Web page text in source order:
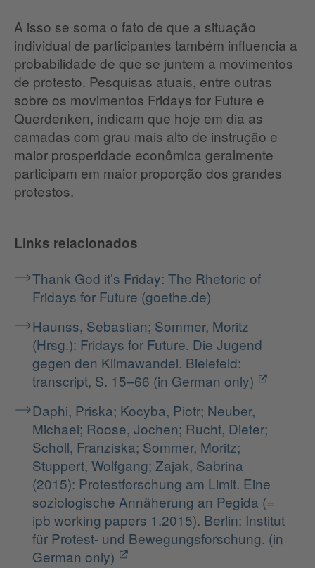
A isso se soma o fato de que a situação
individual de participantes também influencia a
probabilidade de que se juntem a movimentos
de protesto. Pesquisas atuais, entre outras
sobre os movimentos Fridays for Future e
Querdenken, indicam que hoje em dia as
camadas com grau mais alto de instrução e
maior prosperidade econômica geralmente
participam em maior proporção dos grandes
protestos.
Links relacionados
Thank God it’s Friday: The Rhetoric of
Fridays for Future (goethe.de)
Haunss, Sebastian; Sommer, Moritz
(Hrsg.): Fridays for Future. Die Jugend
gegen den Klimawandel. Bielefeld:
transcript, S. 15–66 (in German only)
Daphi, Priska; Kocyba, Piotr; Neuber,
Michael; Roose, Jochen; Rucht, Dieter;
Scholl, Franziska; Sommer, Moritz;
Stuppert, Wolfgang; Zajak, Sabrina
(2015): Protestforschung am Limit. Eine
soziologische Annäherung an Pegida (=
ipb working papers 1.2015). Berlin: Institut
für Protest- und Bewegungsforschung. (in
German only)